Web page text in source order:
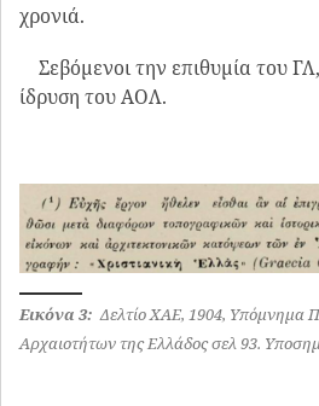
χρονιά.
Σεβόμενοι την επιθυμία του
ίδρυση του ΑΟΛ.
Εικόνα 3: Δελτίο ΧΑΕ, 1904, Υπόμνημα
Αρχαιοτήτων της Ελλάδος σελ 93.